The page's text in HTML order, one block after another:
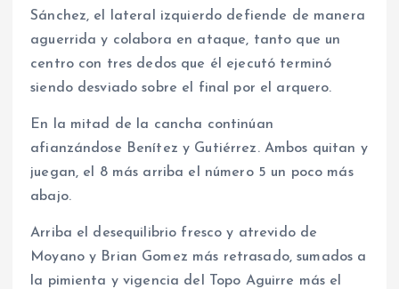
Sánchez, el lateral izquierdo defiende de manera
aguerrida y colabora en ataque, tanto que un
centro con tres dedos que él ejecutó terminó
siendo desviado sobre el final por el arquero.
En la mitad de la cancha continúan
afianzándose Benítez y Gutiérrez. Ambos quitan y
juegan, el 8 más arriba el número 5 un poco más
abajo.
Arriba el desequilibrio fresco y atrevido de
Moyano y Brian Gomez más retrasado, sumados a
la pimienta y vigencia del Topo Aguirre más el